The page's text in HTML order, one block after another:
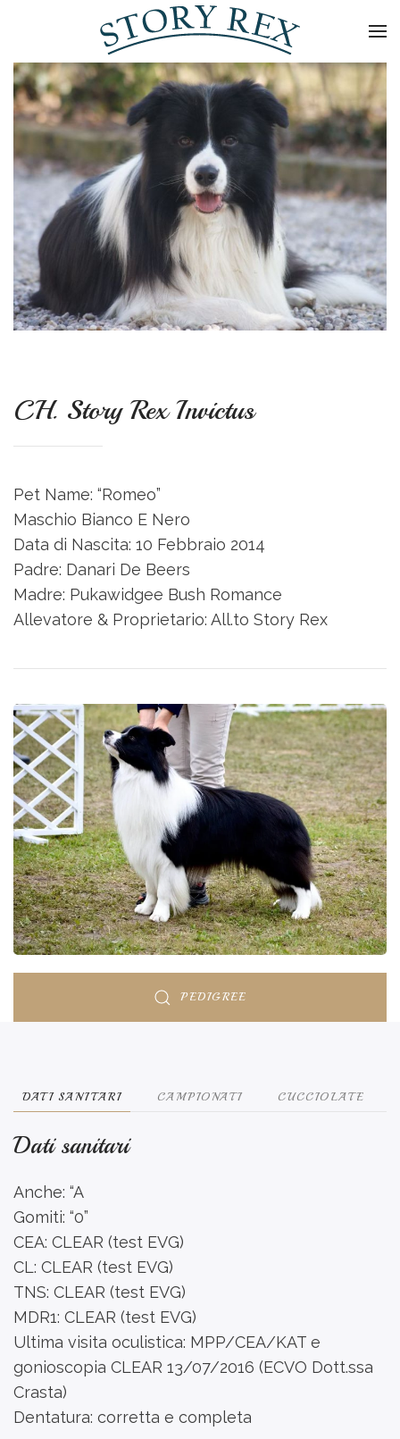
Skip to main content
CH. Story Rex Invictus
Pet Name: “Romeo”
Maschio Bianco E Nero
Data di Nascita: 10 Febbraio 2014
Padre: Danari De Beers
Madre: Pukawidgee Bush Romance
Allevatore & Proprietario: All.to Story Rex
PEDIGREE
DATI SANITARI CAMPIONATI CUCCIOLATE
Dati sanitari
Anche: “A
Gomiti: “0”
CEA: CLEAR (test EVG)
CL: CLEAR (test EVG)
TNS: CLEAR (test EVG)
MDR1: CLEAR (test EVG)
Ultima visita oculistica: MPP/CEA/KAT e
gonioscopia CLEAR 13/07/2016 (ECVO Dott.ssa
Crasta)
Dentatura: corretta e completa